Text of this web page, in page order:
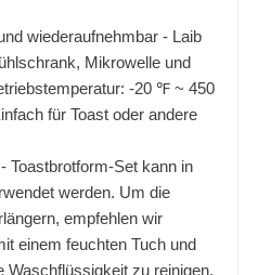
wiederaufnehmbar - Laib
Mikrowelle und
-20 ℉ ~ 450
für Toast oder andere
Toastbrotform-Set kann in
werden. Um die
empfehlen wir
einem feuchten Tuch und
Waschflüssigkeit zu reinigen,